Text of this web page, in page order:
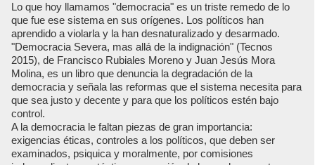
Lo que hoy llamamos "democracia" es un triste remedo de lo
que fue ese sistema en sus orígenes. Los políticos han
aprendido a violarla y la han desnaturalizado y desarmado.
"Democracia Severa, mas allá de la indignación" (Tecnos
2015), de Francisco Rubiales Moreno y Juan Jesús Mora
Molina, es un libro que denuncia la degradación de la
democracia y señala las reformas que el sistema necesita para
que sea justo y decente y para que los políticos estén bajo
control.
A la democracia le faltan piezas de gran importancia:
exigencias éticas, controles a los políticos, que deben ser
examinados, psiquica y moralmente, por comisiones